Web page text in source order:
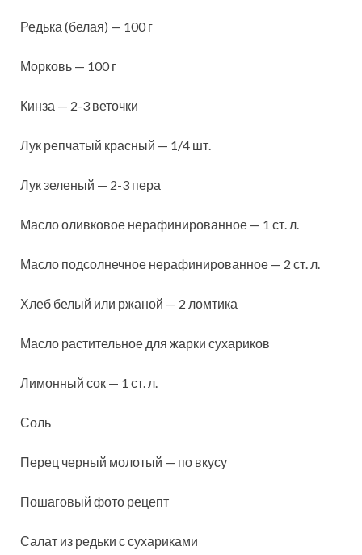
Редька (белая) — 100 г
Морковь — 100 г
Кинза — 2-3 веточки
Лук репчатый красный — 1/4 шт.
Лук зеленый — 2-3 пера
Масло оливковое нерафинированное — 1 ст. л.
Масло подсолнечное нерафинированное — 2 ст. л.
Хлеб белый или ржаной — 2 ломтика
Масло растительное для жарки сухариков
Лимонный сок — 1 ст. л.
Соль
Перец черный молотый — по вкусу
Пошаговый фото рецепт
Салат из редьки с сухариками